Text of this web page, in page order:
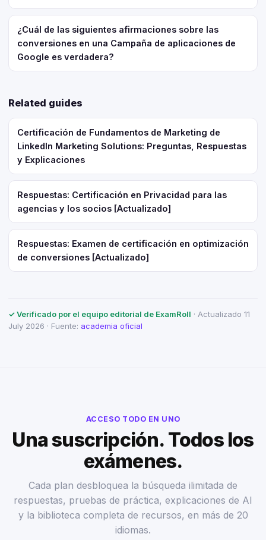
¿Cuál de las siguientes afirmaciones sobre las
conversiones en una Campaña de aplicaciones de
Google es verdadera?
Related guides
Certificación de Fundamentos de Marketing de
LinkedIn Marketing Solutions: Preguntas, Respuestas
y Explicaciones
Respuestas: Certificación en Privacidad para las
agencias y los socios [Actualizado]
Respuestas: Examen de certificación en optimización
de conversiones [Actualizado]
✓ Verificado por el equipo editorial de ExamRoll · Actualizado 11
July 2026 · Fuente: academia oficial
ACCESO TODO EN UNO
Una suscripción. Todos los
exámenes.
Cada plan desbloquea la búsqueda ilimitada de
respuestas, pruebas de práctica, explicaciones de AI
y la biblioteca completa de recursos, en más de 20
idiomas.